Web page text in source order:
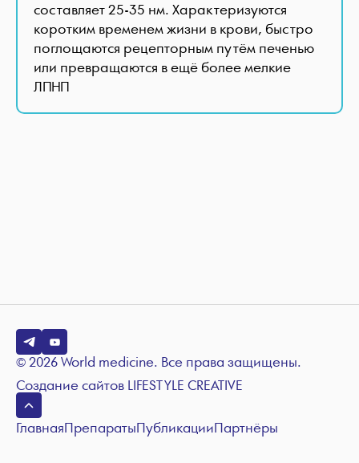
составляет 25-35 нм. Характеризуются
коротким временем жизни в крови, быстро
поглощаются рецепторным путём печенью
или превращаются в ещё более мелкие
ЛПНП
© 2026 World medicine. Все права защищены.
Создание сайтов LIFESTYLE CREATIVE
ГлавнаяПрепаратыПубликацииПартнёры